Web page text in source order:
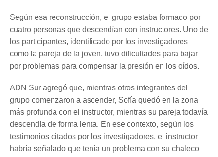
Según esa reconstrucción, el grupo estaba formado por
cuatro personas que descendían con instructores. Uno de
los participantes, identificado por los investigadores
como la pareja de la joven, tuvo dificultades para bajar
por problemas para compensar la presión en los oídos.
ADN Sur agregó que, mientras otros integrantes del
grupo comenzaron a ascender, Sofía quedó en la zona
más profunda con el instructor, mientras su pareja todavía
descendía de forma lenta. En ese contexto, según los
testimonios citados por los investigadores, el instructor
habría señalado que tenía un problema con su chaleco